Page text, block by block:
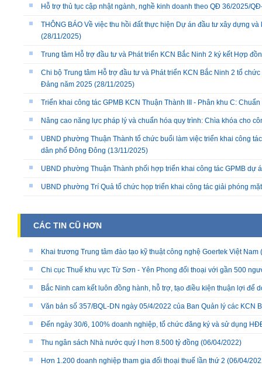
Hỗ trợ thủ tục cập nhật ngành, nghề kinh doanh theo QĐ 36/2025/
THÔNG BÁO Về việc thu hồi đất thực hiện Dự án đầu tư xây dựng
(28/11/2025)
Trung tâm Hỗ trợ đầu tư và Phát triển KCN Bắc Ninh 2 ký kết Hợp
Chi bộ Trung tâm Hỗ trợ đầu tư và Phát triển KCN Bắc Ninh 2 tổ
Đảng năm 2025 (28/11/2025)
Triển khai công tác GPMB KCN Thuận Thành III - Phân khu C:
Nâng cao năng lực pháp lý và chuẩn hóa quy trình: Chìa khóa cho
UBND phường Thuận Thành tổ chức buổi làm việc triển khai công
dân phố Đông Đông (13/11/2025)
UBND phường Thuận Thành phối hợp triển khai công tác GPMB dự
UBND phường Trí Quả tổ chức họp triển khai công tác giải phóng
CÁC TIN CŨ HƠN
Khai trương Trung tâm đào tạo kỹ thuật công nghệ Goertek Việt Nam
Chi cục Thuế khu vực Từ Sơn - Yên Phong đối thoại với gần 500
Bắc Ninh cam kết luôn đồng hành, hỗ trợ, tạo điều kiện thuận lợi để
Văn bản số 357/BQL-DN ngày 05/4/2022 của Ban Quản lý các KCN
Đến ngày 30/6, 100% doanh nghiệp, tổ chức đăng ký và sử dụng
Thu ngân sách Nhà nước quý I hơn 8.500 tỷ đồng (06/04/2022)
Hơn 1.200 doanh nghiệp tham gia đối thoại thuế lần thứ 2 (06/04/